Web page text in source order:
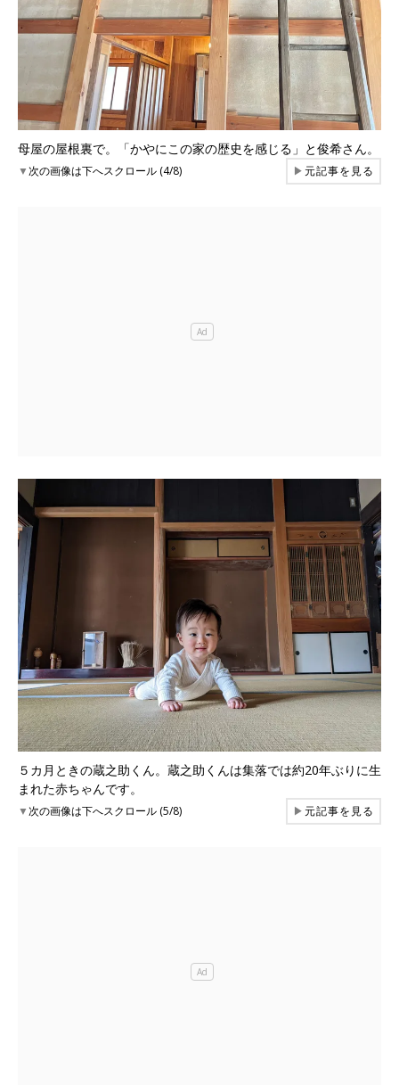
母屋の屋根裏で。「かやにこの家の歴史を感じる」と俊希さん。
▼次の画像は下へスクロール (4/8) ▶元記事を見る
５カ月ときの蔵之助くん。蔵之助くんは集落では約20年ぶりに生
まれた赤ちゃんです。
▼次の画像は下へスクロール (5/8) ▶元記事を見る